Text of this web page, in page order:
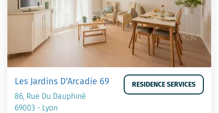
Les Jardins D'Arcadie 69
86, Rue Du Dauphiné
69003 - Lyon
RESIDENCE SERVICES